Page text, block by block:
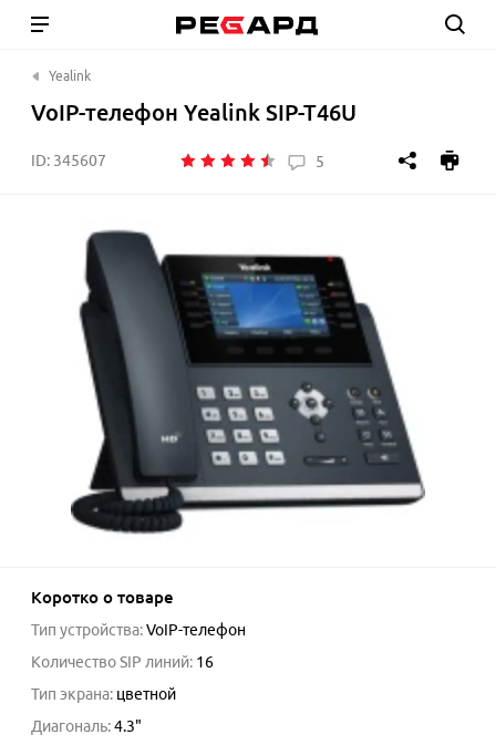
Yealink
VoIP-телефон Yealink SIP-T46U
ID: 345607 5
Коротко о товаре
Тип устройства:VoIP-телефон
Количество SIP линий: 16
Тип экрана: цветной
Диагональ:4.3"